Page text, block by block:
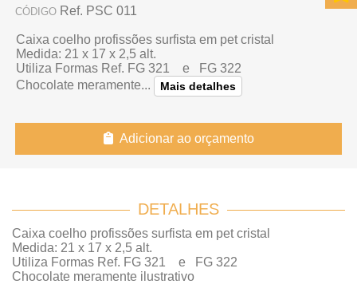
CÓDIGO Ref. PSC 011
Caixa coelho profissões surfista em pet cristal
Medida: 21 x 17 x 2,5 alt.
Utiliza Formas Ref. FG 321 e FG 322
Chocolate meramente...
Mais detalhes
Adicionar ao orçamento
DETALHES
Caixa coelho profissões surfista em pet cristal
Medida: 21 x 17 x 2,5 alt.
Utiliza Formas Ref. FG 321 e FG 322
Chocolate meramente ilustrativo